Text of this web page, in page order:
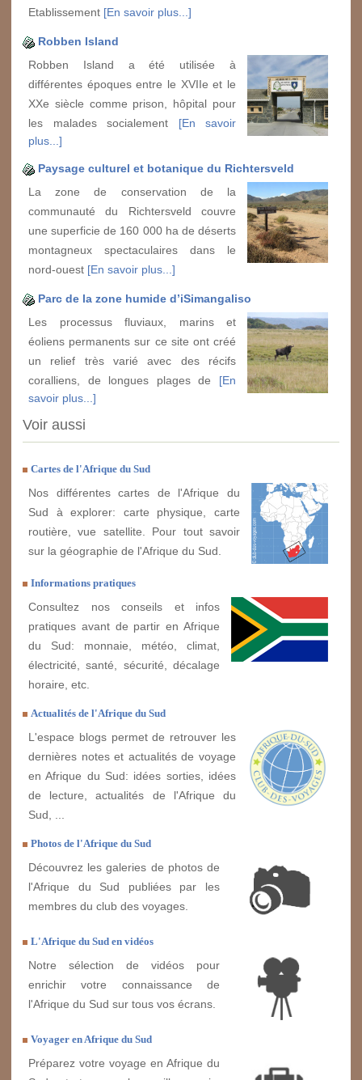
Etablissement [En savoir plus...]
Robben Island
Robben Island a été utilisée à
différentes époques entre le XVIIe et le
XXe siècle comme prison, hôpital pour
les malades socialement [En savoir
plus...]
Paysage culturel et botanique du Richtersveld
La zone de conservation de la
communauté du Richtersveld couvre
une superficie de 160 000 ha de déserts
montagneux spectaculaires dans le
nord-ouest [En savoir plus...]
Parc de la zone humide d’iSimangaliso
Les processus fluviaux, marins et
éoliens permanents sur ce site ont créé
un relief très varié avec des récifs
coralliens, de longues plages de [En
savoir plus...]
Voir aussi
Cartes de l'Afrique du Sud
Nos différentes cartes de l'Afrique du
Sud à explorer: carte physique, carte
routière, vue satellite. Pour tout savoir
sur la géographie de l'Afrique du Sud.
Informations pratiques
Consultez nos conseils et infos
pratiques avant de partir en Afrique
du Sud: monnaie, météo, climat,
électricité, santé, sécurité, décalage
horaire, etc.
Actualités de l'Afrique du Sud
L'espace blogs permet de retrouver les
dernières notes et actualités de voyage
en Afrique du Sud: idées sorties, idées
de lecture, actualités de l'Afrique du
Sud, ...
Photos de l'Afrique du Sud
Découvrez les galeries de photos de
l'Afrique du Sud publiées par les
membres du club des voyages.
L'Afrique du Sud en vidéos
Notre sélection de vidéos pour
enrichir votre connaissance de
l'Afrique du Sud sur tous vos écrans.
Voyager en Afrique du Sud
Préparez votre voyage en Afrique du